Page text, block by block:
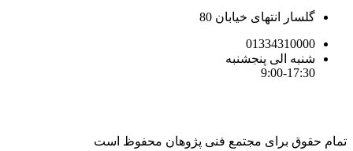
گلسار انتهای خیابان 80
01334310000
شنبه الی پنجشنبه
9:00-17:30
تمام حقوق برای مجتمع فنی پژوهان محفوظ است